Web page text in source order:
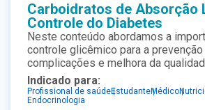
Carboidratos de Absorção
Controle do Diabetes
Neste conteúdo abordamos a
controle glicêmico para a prevenção
complicações e melhora da
paciente com diabetes, incluindo a
agem os carboidratos de lenta
conceitos de índice glicêmico, carga
Indicado para:
Profissional de saúdeEstudanteMédico
Endocrinologia